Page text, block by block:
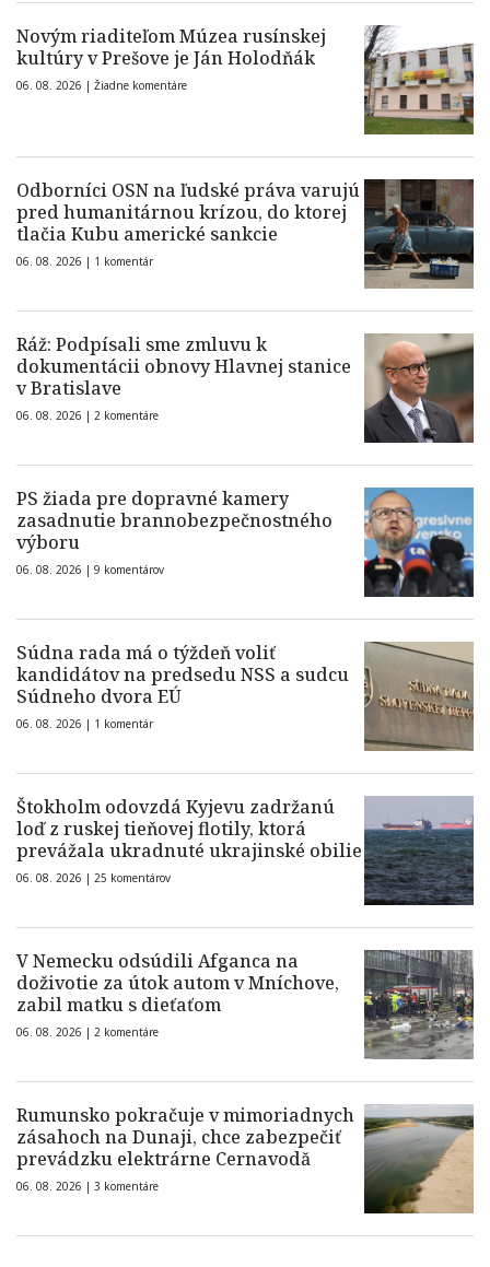
Novým riaditeľom Múzea rusínskej
kultúry v Prešove je Ján Holodňák
06. 08. 2026 | Žiadne komentáre
Odborníci OSN na ľudské práva varujú
pred humanitárnou krízou, do ktorej
tlačia Kubu americké sankcie
06. 08. 2026 | 1 komentár
Ráž: Podpísali sme zmluvu k
dokumentácii obnovy Hlavnej stanice
v Bratislave
06. 08. 2026 | 2 komentáre
PS žiada pre dopravné kamery
zasadnutie brannobezpečnostného
výboru
06. 08. 2026 | 9 komentárov
Súdna rada má o týždeň voliť
kandidátov na predsedu NSS a sudcu
Súdneho dvora EÚ
06. 08. 2026 | 1 komentár
Štokholm odovzdá Kyjevu zadržanú
loď z ruskej tieňovej flotily, ktorá
prevážala ukradnuté ukrajinské obilie
06. 08. 2026 | 25 komentárov
V Nemecku odsúdili Afganca na
doživotie za útok autom v Mníchove,
zabil matku s dieťaťom
06. 08. 2026 | 2 komentáre
Rumunsko pokračuje v mimoriadnych
zásahoch na Dunaji, chce zabezpečiť
prevádzku elektrárne Cernavodă
06. 08. 2026 | 3 komentáre